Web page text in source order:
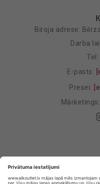
Biroja adrese:
Darba
E-pasts:
Presei:
Mārketings: